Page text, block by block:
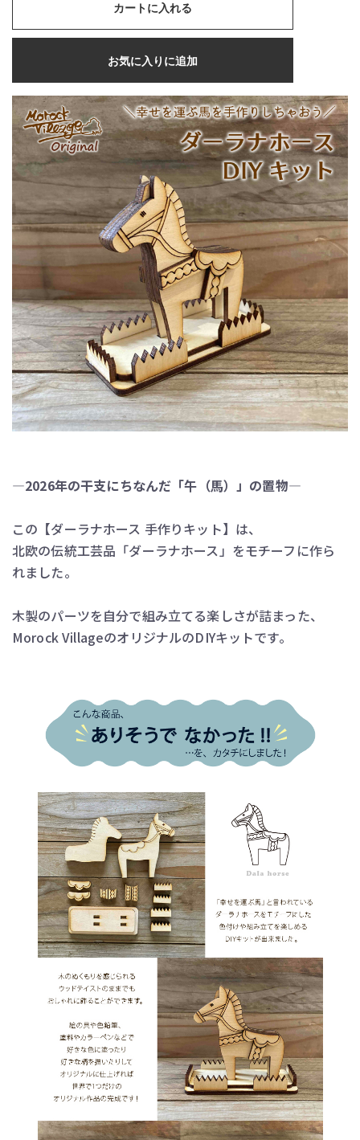
カートに入れる
お気に入りに追加
―2026年の干支にちなんだ「午（馬）」の置物―
この【ダーラナホース 手作りキット】は、
北欧の伝統工芸品「ダーラナホース」をモチーフに作ら
れました。
木製のパーツを自分で組み立てる楽しさが詰まった、
Morock VillageのオリジナルのDIYキットです。